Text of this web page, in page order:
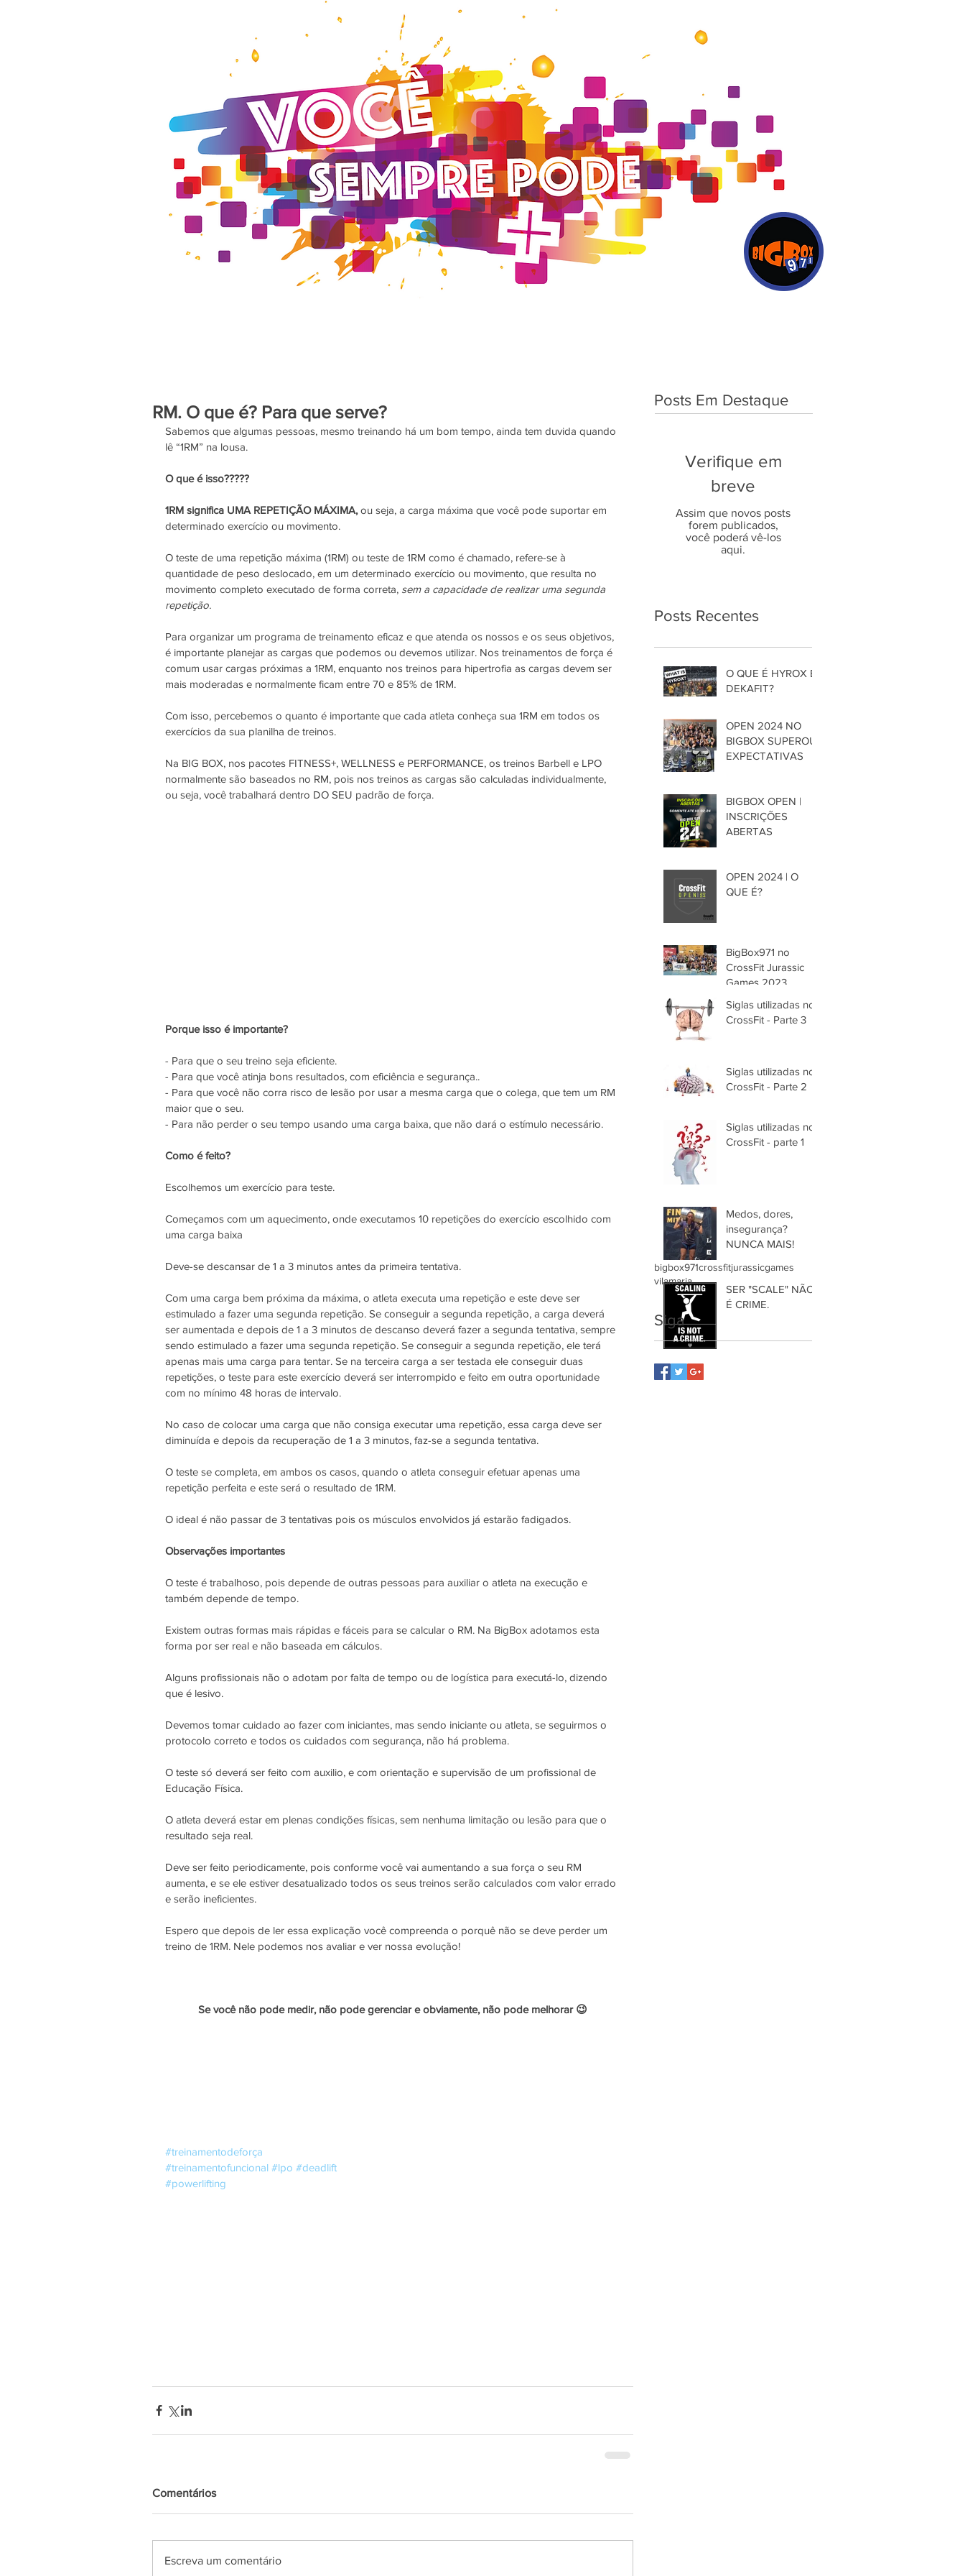
RM. O que é? Para que serve?
Sabemos que algumas pessoas, mesmo treinando há um bom tempo, ainda tem duvida quando
lê “1RM” na lousa.
O que é isso?????
1RM significa UMA REPETIÇÃO MÁXIMA, ou seja, a carga máxima que você pode suportar em
determinado exercício ou movimento.
O teste de uma repetição máxima (1RM) ou teste de 1RM como é chamado, refere-se à
quantidade de peso deslocado, em um determinado exercício ou movimento, que resulta no
movimento completo executado de forma correta, sem a capacidade de realizar uma segunda
repetição.
Para organizar um programa de treinamento eficaz e que atenda os nossos e os seus objetivos,
é importante planejar as cargas que podemos ou devemos utilizar. Nos treinamentos de força é
comum usar cargas próximas a 1RM, enquanto nos treinos para hipertrofia as cargas devem ser
mais moderadas e normalmente ficam entre 70 e 85% de 1RM.
Com isso, percebemos o quanto é importante que cada atleta conheça sua 1RM em todos os
exercícios da sua planilha de treinos.
Na BIG BOX, nos pacotes FITNESS+, WELLNESS e PERFORMANCE, os treinos Barbell e LPO
normalmente são baseados no RM, pois nos treinos as cargas são calculadas individualmente,
ou seja, você trabalhará dentro DO SEU padrão de força.
Porque isso é importante?
- Para que o seu treino seja eficiente.
- Para que você atinja bons resultados, com eficiência e segurança..
- Para que você não corra risco de lesão por usar a mesma carga que o colega, que tem um RM
maior que o seu.
- Para não perder o seu tempo usando uma carga baixa, que não dará o estímulo necessário.
Como é feito?
Escolhemos um exercício para teste.
Começamos com um aquecimento, onde executamos 10 repetições do exercício escolhido com
uma carga baixa
Deve-se descansar de 1 a 3 minutos antes da primeira tentativa.
Com uma carga bem próxima da máxima, o atleta executa uma repetição e este deve ser
estimulado a fazer uma segunda repetição. Se conseguir a segunda repetição, a carga deverá
ser aumentada e depois de 1 a 3 minutos de descanso deverá fazer a segunda tentativa, sempre
sendo estimulado a fazer uma segunda repetição. Se conseguir a segunda repetição, ele terá
apenas mais uma carga para tentar. Se na terceira carga a ser testada ele conseguir duas
repetições, o teste para este exercício deverá ser interrompido e feito em outra oportunidade
com no mínimo 48 horas de intervalo.
No caso de colocar uma carga que não consiga executar uma repetição, essa carga deve ser
diminuída e depois da recuperação de 1 a 3 minutos, faz-se a segunda tentativa.
O teste se completa, em ambos os casos, quando o atleta conseguir efetuar apenas uma
repetição perfeita e este será o resultado de 1RM.
O ideal é não passar de 3 tentativas pois os músculos envolvidos já estarão fadigados.
Observações importantes
O teste é trabalhoso, pois depende de outras pessoas para auxiliar o atleta na execução e
também depende de tempo.
Existem outras formas mais rápidas e fáceis para se calcular o RM. Na BigBox adotamos esta
forma por ser real e não baseada em cálculos.
Alguns profissionais não o adotam por falta de tempo ou de logística para executá-lo, dizendo
que é lesivo.
Devemos tomar cuidado ao fazer com iniciantes, mas sendo iniciante ou atleta, se seguirmos o
protocolo correto e todos os cuidados com segurança, não há problema.
O teste só deverá ser feito com auxilio, e com orientação e supervisão de um profissional de
Educação Física.
O atleta deverá estar em plenas condições físicas, sem nenhuma limitação ou lesão para que o
resultado seja real.
Deve ser feito periodicamente, pois conforme você vai aumentando a sua força o seu RM
aumenta, e se ele estiver desatualizado todos os seus treinos serão calculados com valor errado
e serão ineficientes.
Espero que depois de ler essa explicação você compreenda o porquê não se deve perder um
treino de 1RM. Nele podemos nos avaliar e ver nossa evolução!
Se você não pode medir, não pode gerenciar e obviamente, não pode melhorar 😉
#treinamentodeforça
#treinamentofuncional #lpo #deadlift
#powerlifting
Comentários
Escreva um comentário
Posts Em Destaque
Verifique em
breve
Assim que novos posts
forem publicados,
você poderá vê-los
aqui.
Posts Recentes
O QUE É HYROX E
DEKAFIT?
OPEN 2024 NO
BIGBOX SUPEROU
EXPECTATIVAS
BIGBOX OPEN |
INSCRIÇÕES
ABERTAS
OPEN 2024 | O
QUE É?
BigBox971 no
CrossFit Jurassic
Games 2023.
Siglas utilizadas no
CrossFit - Parte 3
Siglas utilizadas no
CrossFit - Parte 2
Siglas utilizadas no
CrossFit - parte 1
Medos, dores,
insegurança?
NUNCA MAIS!
SER "SCALE" NÃO
É CRIME.
bigbox971crossfitjurassicgames
vilamaria
Siga